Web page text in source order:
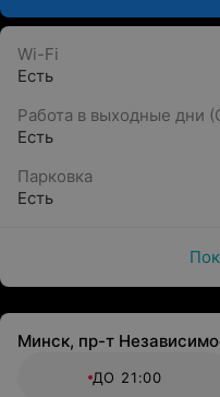
Wi-Fi
Есть
Работа в выходные дни
Есть
Парковка
Есть
Минск, пр-т
ДО 21:00